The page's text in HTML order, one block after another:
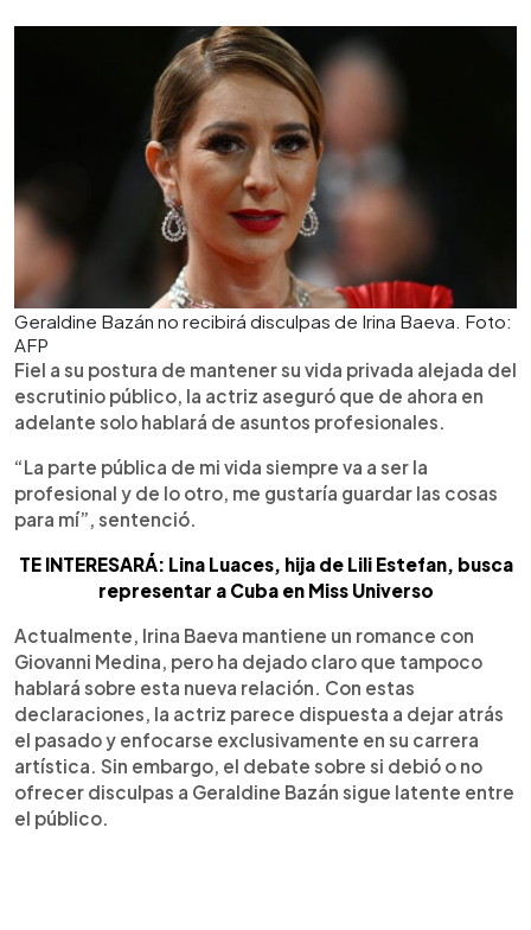
Geraldine Bazán no recibirá disculpas de Irina Baeva. Foto:
AFP
Fiel a su postura de mantener su vida privada alejada del
escrutinio público, la actriz aseguró que de ahora en
adelante solo hablará de asuntos profesionales.
“La parte pública de mi vida siempre va a ser la
profesional y de lo otro, me gustaría guardar las cosas
para mí”, sentenció.
TE INTERESARÁ: Lina Luaces, hija de Lili Estefan, busca
representar a Cuba en Miss Universo
Actualmente, Irina Baeva mantiene un romance con
Giovanni Medina, pero ha dejado claro que tampoco
hablará sobre esta nueva relación. Con estas
declaraciones, la actriz parece dispuesta a dejar atrás
el pasado y enfocarse exclusivamente en su carrera
artística. Sin embargo, el debate sobre si debió o no
ofrecer disculpas a Geraldine Bazán sigue latente entre
el público.